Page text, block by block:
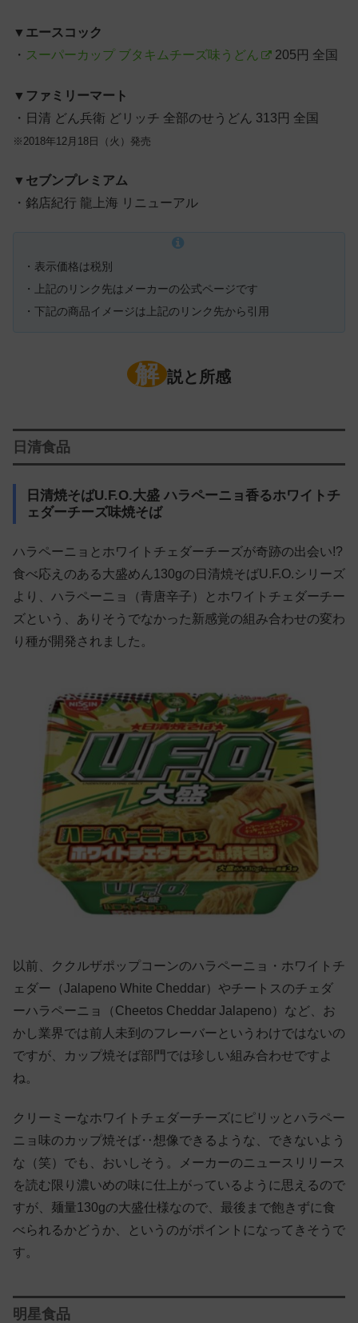
▼ エースコック
・ スーパーカップ ブタキムチーズ味うどん 205円 全国
▼ ファミリーマート
・日清 どん兵衛 どリッチ 全部のせうどん 313円 全国
※2018年12月18日（火）発売
▼ セブンプレミアム
・銘店紀行 龍上海 リニューアル
・表示価格は税別
・上記のリンク先はメーカーの公式ページです
・下記の商品イメージは上記のリンク先から引用
解 説と所感
日清食品
日清焼そばU.F.O.大盛 ハラペーニョ香るホワイトチ
ェダーチーズ味焼そば
ハラペーニョとホワイトチェダーチーズが奇跡の出会い!?
食べ応えのある大盛めん130gの日清焼そばU.F.O.シリーズ
より、ハラペーニョ（青唐辛子）とホワイトチェダーチー
ズという、ありそうでなかった新感覚の組み合わせの変わ
り種が開発されました。
以前、ククルザポップコーンのハラペーニョ・ホワイトチ
ェダー（Jalapeno White Cheddar）やチートスのチェダ
ーハラペーニョ（Cheetos Cheddar Jalapeno）など、お
かし業界では前人未到のフレーバーというわけではないの
ですが、カップ焼そば部門では珍しい組み合わせですよ
ね。
クリーミーなホワイトチェダーチーズにピリッとハラペー
ニョ味のカップ焼そば‥想像できるような、できないよう
な（笑）でも、おいしそう。メーカーのニュースリリース
を読む限り濃いめの味に仕上がっているように思えるので
すが、麺量130gの大盛仕様なので、最後まで飽きずに食
べられるかどうか、というのがポイントになってきそうで
す。
明星食品